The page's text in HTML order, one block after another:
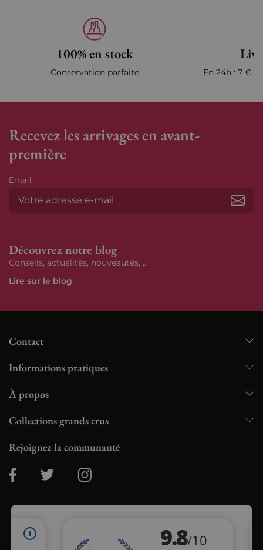
100% en stock
Conservation parfaite En 24h : 7 €
Recevez les arrivages en avant-
première
Email
Découvrez notre blog
Conseils, actualités, nouveautés, ...
Lire sur le blog
Contact
Informations pratiques
À propos
Collections grands crus
Rejoignez la communauté